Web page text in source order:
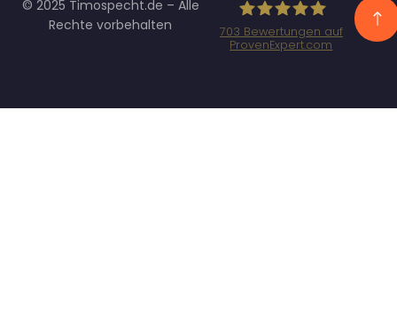
© 2025 Timospecht.de – Alle
Rechte vorbehalten
Marketing GmbH
703 Bewertungen auf
ProvenExpert.com